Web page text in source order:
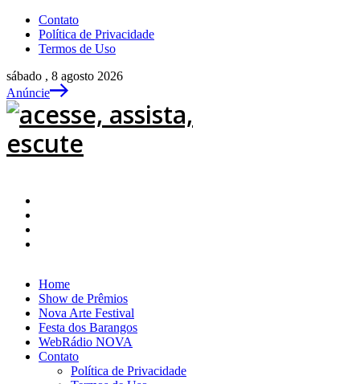
Contato
Política de Privacidade
Termos de Uso
sábado , 8 agosto 2026
Anúncie
Home
Show de Prêmios
Nova Arte Festival
Festa dos Barangos
WebRádio NOVA
Contato
Política de Privacidade